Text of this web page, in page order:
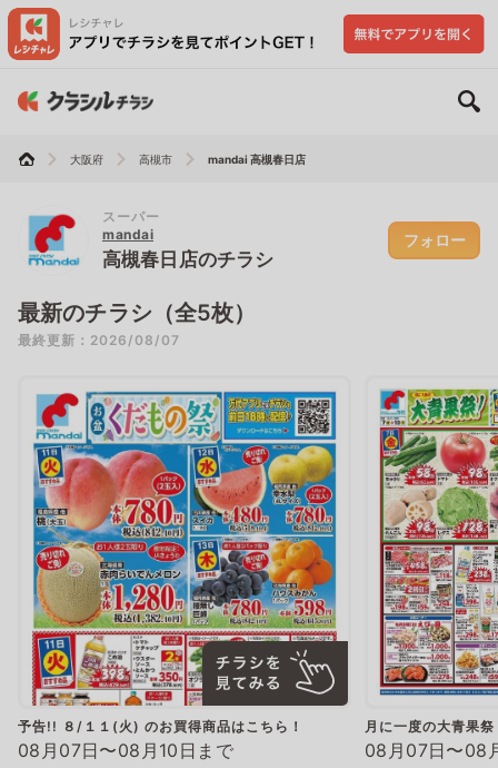
大阪府 高槻市 mandai 高槻春日店
スーパー
mandai
高槻春日店のチラシ
フォロー
最新のチラシ（全5枚）
最終更新：2026/08/07
予告!! ８/１１(火) のお買得商品はこちら！
08月07日〜08月10日まで
月に一度の大青果祭
08月07日〜08